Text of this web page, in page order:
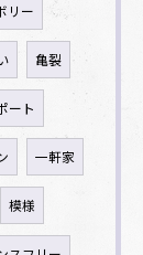
リー
亀裂
ート
一軒家
模様